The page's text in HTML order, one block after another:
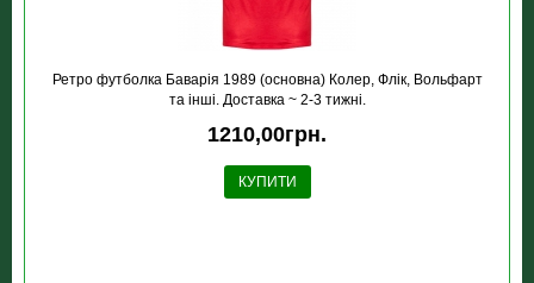
Ретро футболка Баварія 1989 (основна) Колер, Флік, Вольфарт
та інші. Доставка ~ 2-3 тижні.
1210,00грн.
КУПИТИ